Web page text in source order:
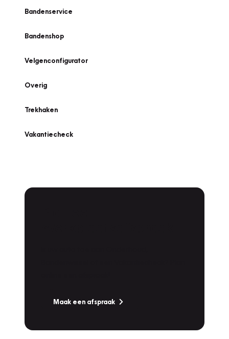
Bandenservice
Bandenshop
Velgenconfigurator
Overig
Trekhaken
Vakantiecheck
Maak een afspraak